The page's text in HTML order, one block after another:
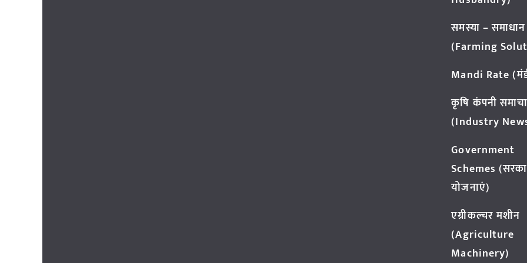
समस्या – समाधान
(Farming
Mandi Rate
कृषि कंपनी
(Industry
Government
Schemes
योजनाएं)
एग्रीकल्चर मशीन
(Agriculture
Machinery)